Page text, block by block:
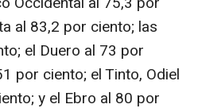
al 83,2 por ciento; las
el Duero al 73 por
por ciento; el Tinto, Odiel
y el Ebro al 80 por